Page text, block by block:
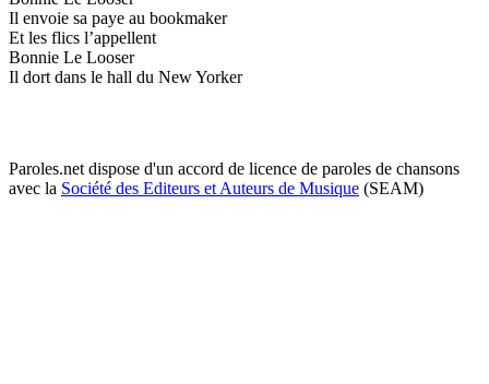
Il envoie sa paye au bookmaker
Et les flics l’appellent
Bonnie Le Looser
Il dort dans le hall du New Yorker
Paroles.net dispose d'un accord de licence de paroles de chansons
avec la Société des Editeurs et Auteurs de Musique (SEAM)